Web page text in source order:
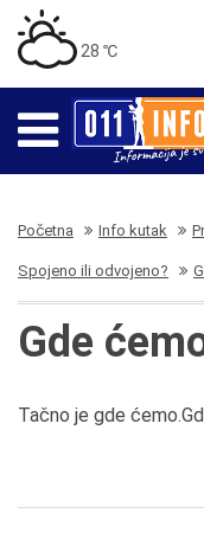
28 ℃
Početna Info kutak
Spojeno ili odvojeno?
Gde
Tačno je gde